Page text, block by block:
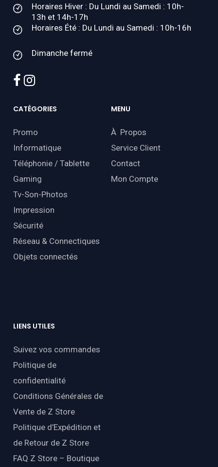
Horaires Hiver : Du Lundi au Samedi : 10h-
13h et 14h-17h
Horaires Été : Du Lundi au Samedi : 10h-16h
Dimanche fermé
facebook
instagram
CATÉGORIES
Promo
Informatique
Téléphonie / Tablette
Gaming
Tv-Son-Photos
Impression
Sécurité
Réseau & Connectiques
Objets connectés
MENU
À Propos
Service Client
Contact
Mon Compte
LIENS UTILES
Suivez vos commandes
Politique de
confidentialité
Conditions Générales de
Vente de Z Store
Politique d’Expédition et
de Retour de Z Store
FAQ Z Store – Boutique